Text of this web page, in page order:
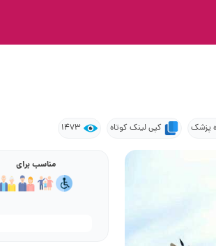
پزشک کپی لینک کوتاه 1473
مناسب برای